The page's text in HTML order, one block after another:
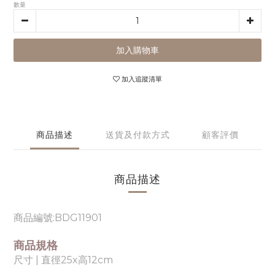
數量
加入購物車
加入追蹤清單
商品描述 送貨及付款方式 顧客評價
商品描述
商品編號:BDG11901
商品規格
尺寸 | 直徑25x高12cm